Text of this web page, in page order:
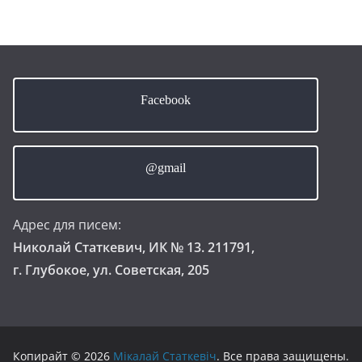
Facebook
@gmail
Адрес для писем:
Николай Статкевич, ИК № 13. 211791,
г. Глубокое, ул. Советская, 205
Копирайт © 2026 Мікалай Статкевіч. Все права защищены.